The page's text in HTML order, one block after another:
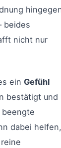
beides
nicht nur
ein Gefühl
bestätigt und
beengte
dabei helfen,